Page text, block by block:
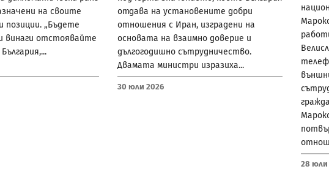
на своите
позиции. „Бъдете
винаги отстоявайте
отдава на установените добри
отношения с Иран, изградени на
основата на взаимно доверие и
дългогодишно сътрудничество.
Двамата министри изразиха...
30 Юли 2026
28 Юли